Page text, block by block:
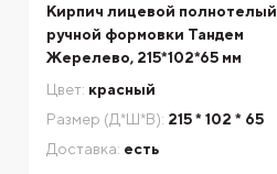
Кирпич лицевой полнотелый
ручной формовки Тандем
Жерелево, 215*102*65 мм
Цвет: красный
Размер (Д*Ш*В): 215 * 102 * 65
Доставка: есть